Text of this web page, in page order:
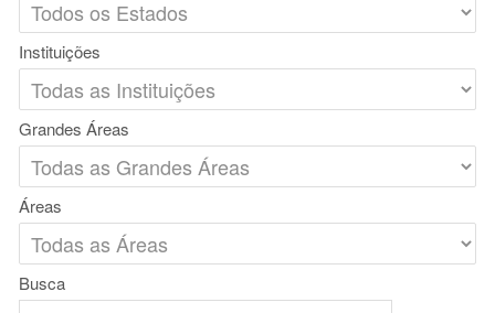
Instituições
Grandes Áreas
Áreas
Busca